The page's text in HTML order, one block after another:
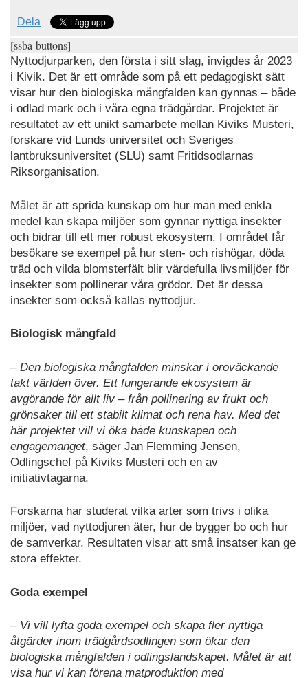
Dela
[ssba-buttons]
Nyttodjurparken, den första i sitt slag, invigdes år 2023
i Kivik. Det är ett område som på ett pedagogiskt sätt
visar hur den biologiska mångfalden kan gynnas – både
i odlad mark och i våra egna trädgårdar. Projektet är
resultatet av ett unikt samarbete mellan Kiviks Musteri,
forskare vid Lunds universitet och Sveriges
lantbruksuniversitet (SLU) samt Fritidsodlarnas
Riksorganisation.
Målet är att sprida kunskap om hur man med enkla
medel kan skapa miljöer som gynnar nyttiga insekter
och bidrar till ett mer robust ekosystem. I området får
besökare se exempel på hur sten- och rishögar, döda
träd och vilda blomsterfält blir värdefulla livsmiljöer för
insekter som pollinerar våra grödor. Det är dessa
insekter som också kallas nyttodjur.
Biologisk mångfald
– Den biologiska mångfalden minskar i oroväckande
takt världen över. Ett fungerande ekosystem är
avgörande för allt liv – från pollinering av frukt och
grönsaker till ett stabilt klimat och rena hav. Med det
här projektet vill vi öka både kunskapen och
engagemanget, säger Jan Flemming Jensen,
Odlingschef på Kiviks Musteri och en av
initiativtagarna.
Forskarna har studerat vilka arter som trivs i olika
miljöer, vad nyttodjuren äter, hur de bygger bo och hur
de samverkar. Resultaten visar att små insatser kan ge
stora effekter.
Goda exempel
– Vi vill lyfta goda exempel och skapa fler nyttiga
åtgärder inom trädgårdsodlingen som ökar den
biologiska mångfalden i odlingslandskapet. Målet är att
visa hur vi kan förena matproduktion med